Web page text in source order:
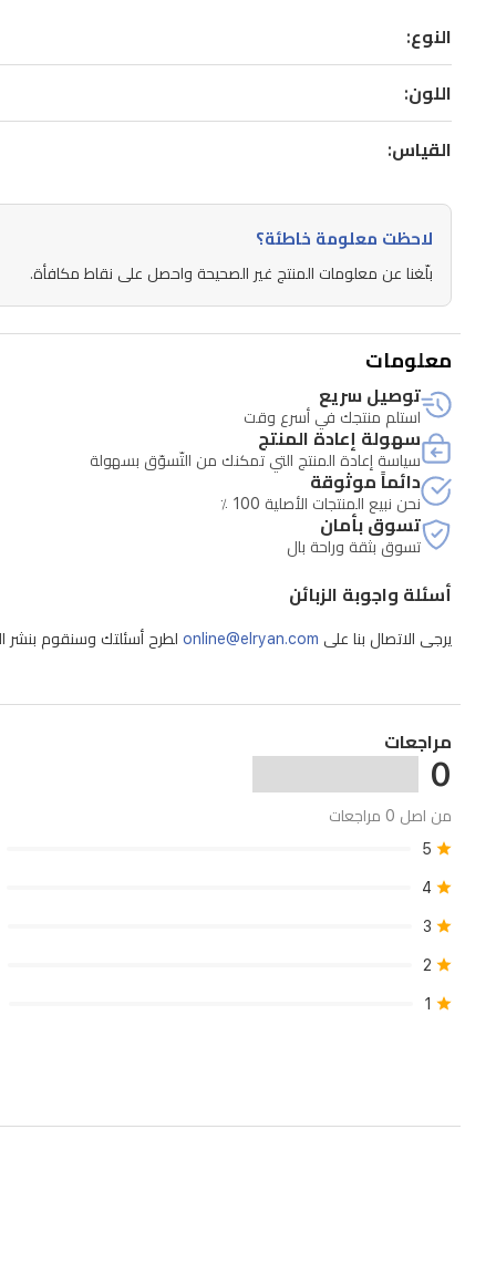
النوع:
اللون:
القياس:
لاحظت معلومة خاطئة؟
بلّغنا عن معلومات المنتج غير الصحيحة واحصل على نقاط مكافأة.
معلومات
توصيل سريع
استلم منتجك في أسرع وقت
سهولة إعادة المنتج
سياسة إعادة المنتج التي تمكنك من التّسوّق بسهولة
دائماً موثوقة
نحن نبيع المنتجات الأصلية 100 ٪
تسوق بأمان
تسوق بثقة وراحة بال
أسئلة واجوبة الزبائن
يرجى الاتصال بنا على online@elryan.com لطرح أسئلتك وسنقوم بنشر
مراجعات
0
من اصل 0 مراجعات
5
4
3
2
1